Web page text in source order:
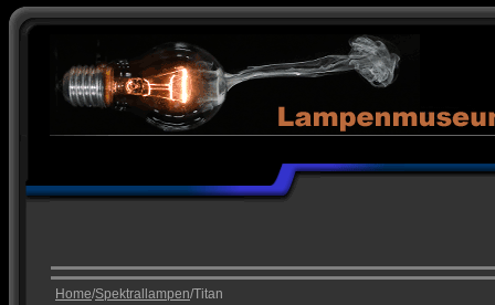
Home/Spektrallampen/Titan